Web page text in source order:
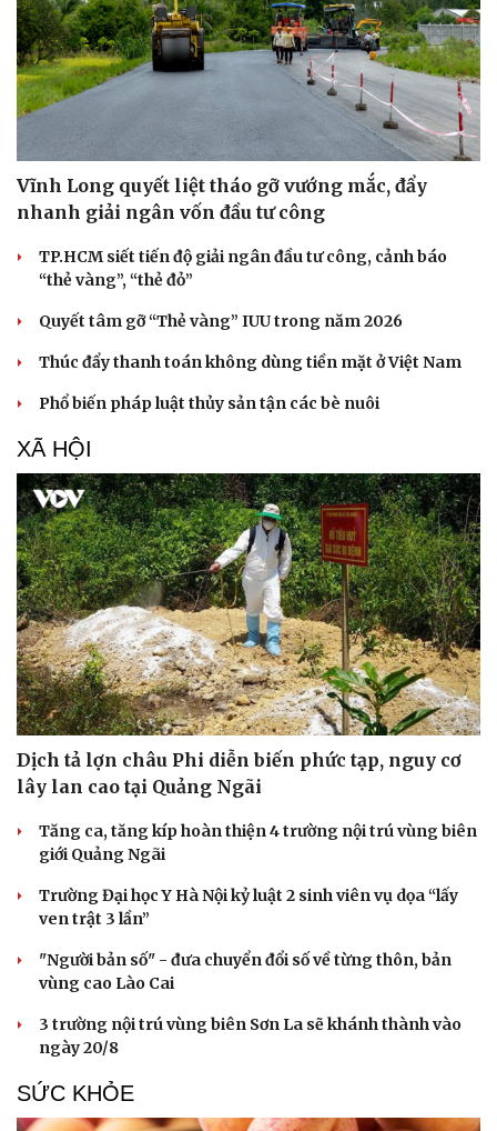
Vĩnh Long quyết liệt tháo gỡ vướng mắc, đẩy
nhanh giải ngân vốn đầu tư công
TP.HCM siết tiến độ giải ngân đầu tư công, cảnh báo
“thẻ vàng”, “thẻ đỏ”
Quyết tâm gỡ “Thẻ vàng” IUU trong năm 2026
Thúc đẩy thanh toán không dùng tiền mặt ở Việt Nam
Phổ biến pháp luật thủy sản tận các bè nuôi
XÃ HỘI
Dịch tả lợn châu Phi diễn biến phức tạp, nguy cơ
lây lan cao tại Quảng Ngãi
Tăng ca, tăng kíp hoàn thiện 4 trường nội trú vùng biên
giới Quảng Ngãi
Trường Đại học Y Hà Nội kỷ luật 2 sinh viên vụ dọa “lấy
ven trật 3 lần”
"Người bản số" - đưa chuyển đổi số về từng thôn, bản
vùng cao Lào Cai
3 trường nội trú vùng biên Sơn La sẽ khánh thành vào
ngày 20/8
SỨC KHỎE